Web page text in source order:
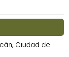
Ciudad de